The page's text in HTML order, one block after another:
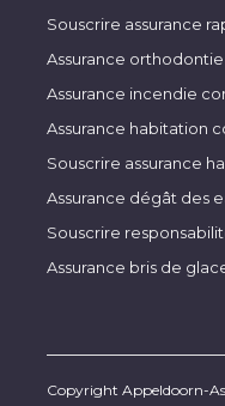
Souscrire assurance
Assurance orthodontie
Assurance incendie
Assurance habitation
Souscrire assurance
Assurance dégât des
Souscrire
Assurance bris de
Copyright Appeldoorn-